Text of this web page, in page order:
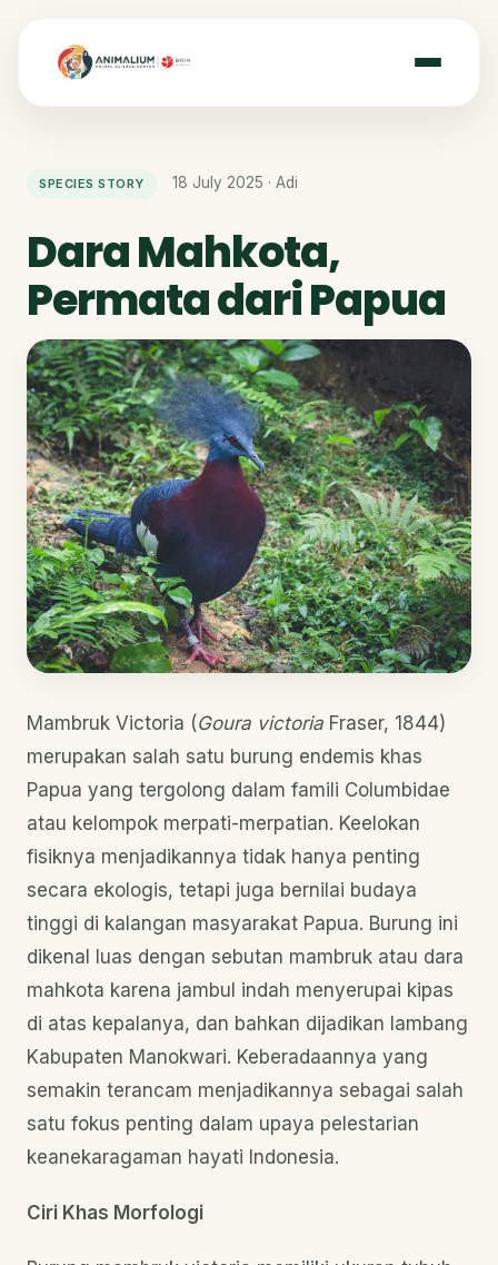
SPECIES STORY 18 July 2025 · Adi
Dara Mahkota,
Permata dari Papua
Mambruk Victoria (Goura victoria Fraser, 1844)
merupakan salah satu burung endemis khas
Papua yang tergolong dalam famili Columbidae
atau kelompok merpati-merpatian. Keelokan
fisiknya menjadikannya tidak hanya penting
secara ekologis, tetapi juga bernilai budaya
tinggi di kalangan masyarakat Papua. Burung ini
dikenal luas dengan sebutan mambruk atau dara
mahkota karena jambul indah menyerupai kipas
di atas kepalanya, dan bahkan dijadikan lambang
Kabupaten Manokwari. Keberadaannya yang
semakin terancam menjadikannya sebagai salah
satu fokus penting dalam upaya pelestarian
keanekaragaman hayati Indonesia.
Ciri Khas Morfologi